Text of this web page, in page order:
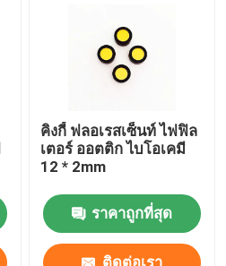
คิงกี้ ฟลอเรสเซ็นท์ ไฟฟิล
เตอร์ ออตติก ไบโอเคมี
12 * 2mm
ราคาถูกที่สุด